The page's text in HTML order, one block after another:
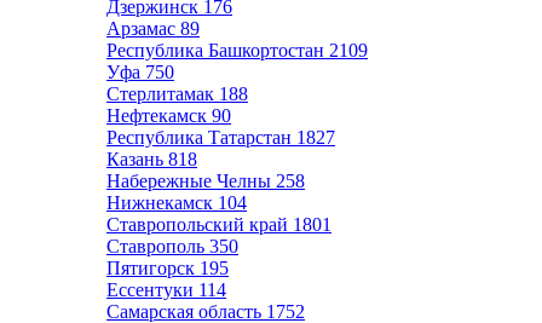
Дзержинск 176
Арзамас 89
Республика Башкортостан 2109
Уфа 750
Стерлитамак 188
Нефтекамск 90
Республика Татарстан 1827
Казань 818
Набережные Челны 258
Нижнекамск 104
Ставропольский край 1801
Ставрополь 350
Пятигорск 195
Ессентуки 114
Самарская область 1752